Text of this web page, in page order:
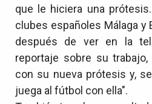
que le hiciera una
clubes españoles Málaga y
después de ver en la
reportaje sobre su
con su nueva prótesis y,
juega al fútbol con ella".